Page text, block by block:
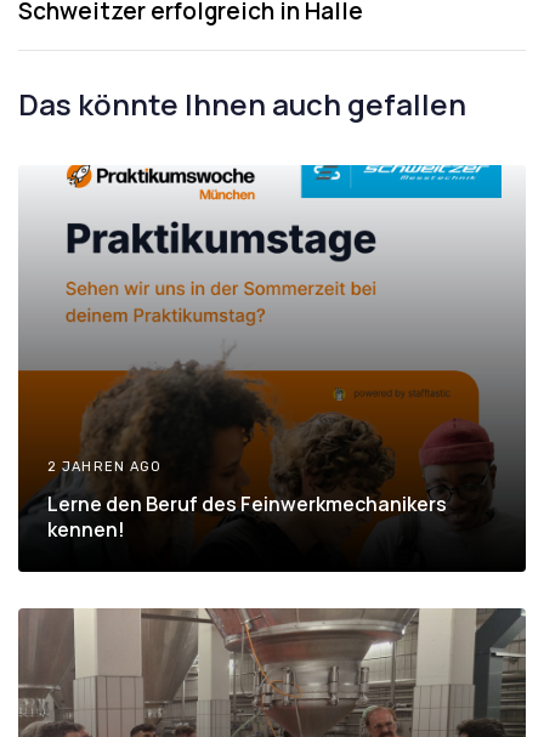
s
A
t
t
A
t
Schweitzer erfolgreich in Halle
Das könnte Ihnen auch gefallen
2 JAHREN AGO
Lerne den Beruf des Feinwerkmechanikers
kennen!